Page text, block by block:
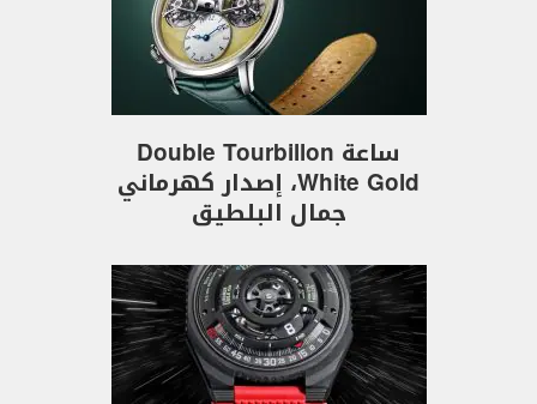
ساعة Double Tourbillon
White Gold، إصدار كهرماني
جمال البلطيق